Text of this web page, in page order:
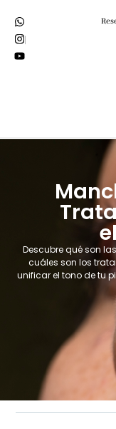
Descubre qué son
cuáles son los
unificar el tono de tu